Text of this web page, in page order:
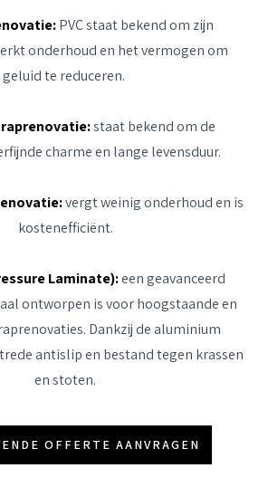
PVC staat bekend om zijn
onderhoud en het vermogen om
geluid te reduceren.
staat bekend om de
charme en lange levensduur.
vergt weinig onderhoud en is
kostenefficiënt.
Laminate):een geavanceerd
ontworpen is voor hoogstaande en
Dankzij de aluminium
antislip en bestand tegen krassen
en stoten.
OFFERTE AANVRAGEN